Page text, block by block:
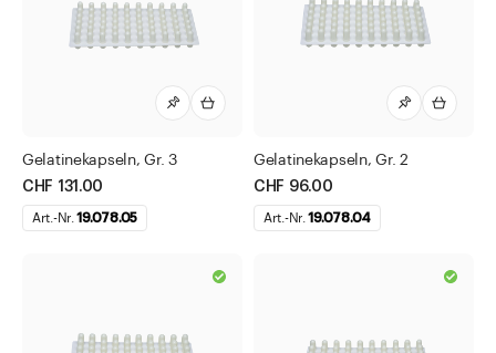
Chemisch-technische Flaschen
Flaschen für Methadon
Kapseln
Gelatine Kapseln
Gelatine Kapseln in Box
Gelatinekapseln, Gr. 3
CHF 131.00
Art.-Nr.19.078.05
Gelatinekapseln, Gr. 2
CHF 96.00
Art.-Nr.19.078.04